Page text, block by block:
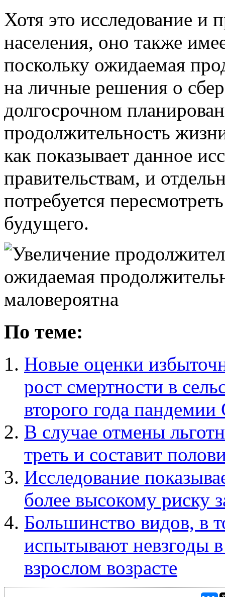
Хотя это исследование и
населения, оно также
поскольку ожидаемая
на личные решения о
долгосрочном
продолжительность
как показывает данное
правительствам, и
потребуется
будущего.
По теме:
Новые оценки
рост смертности в
второго года
В случае отмены
треть и составит
Исследование
более высокому риску
Большинство видов, в
испытывают невзгоды
взрослом возрасте